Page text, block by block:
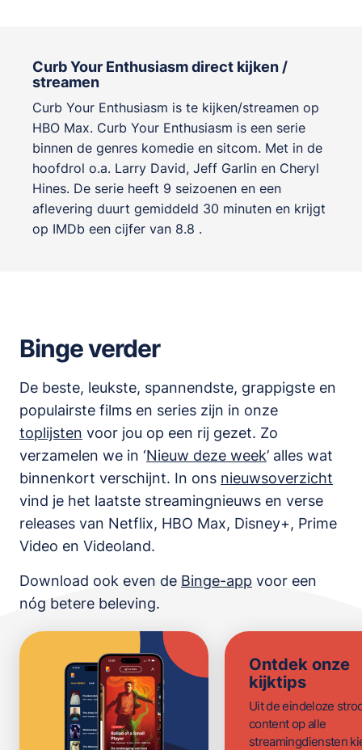
Curb Your Enthusiasm direct kijken /
streamen
Curb Your Enthusiasm is te kijken/streamen op
HBO Max. Curb Your Enthusiasm is een serie
binnen de genres komedie en sitcom. Met in de
hoofdrol o.a. Larry David, Jeff Garlin en Cheryl
Hines. De serie heeft 9 seizoenen en een
aflevering duurt gemiddeld 30 minuten en krijgt
op IMDb een cijfer van 8.8 .
Binge verder
De beste, leukste, spannendste, grappigste en
populairste films en series zijn in onze
toplijsten voor jou op een rij gezet. Zo
verzamelen we in ‘Nieuw deze week’ alles wat
binnenkort verschijnt. In ons nieuwsoverzicht
vind je het laatste streamingnieuws en verse
releases van Netflix, HBO Max, Disney+, Prime
Video en Videoland.
Download ook even de Binge-app voor een
nóg betere beleving.
Ontdek onze
kijktips
Uit de eindeloze
content op alle
streamingdiensten